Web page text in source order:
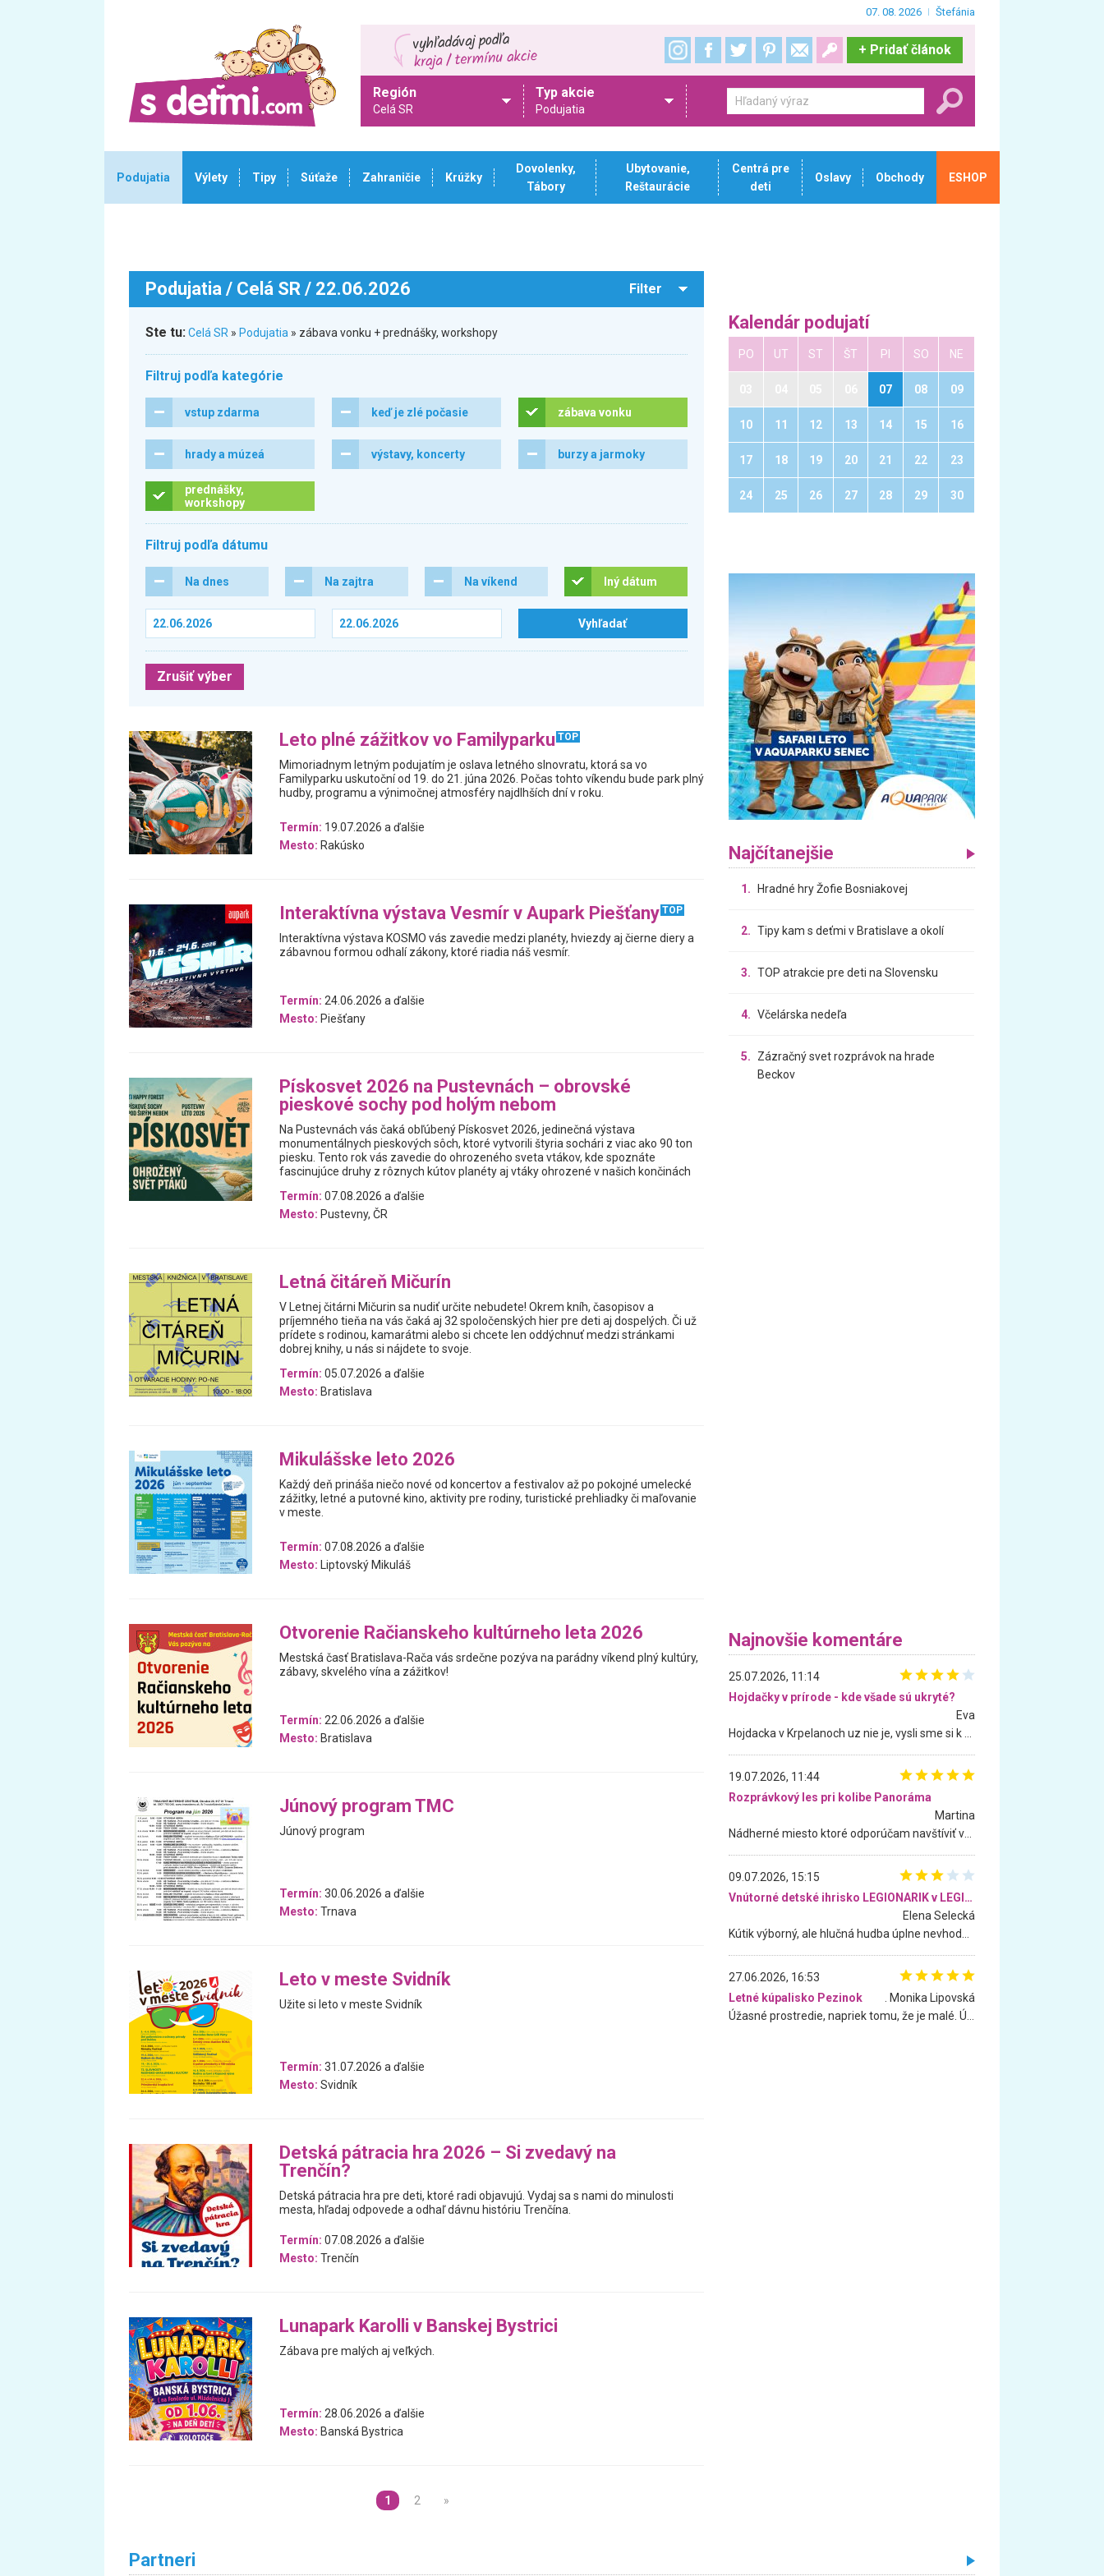
07. 08. 2026 Štefánia
+ Pridať článok
Región
Celá SR
Typ akcie
Podujatia
Podujatia Výlety Tipy Súťaže Zahraničie Krúžky
Dovolenky,
Tábory
Ubytovanie,
Reštaurácie
Centrá pre
deti
Oslavy Obchody ESHOP
Podujatia / Celá SR / 22.06.2026 Filter
Ste tu:Celá SR » Podujatia » zábava vonku + prednášky, workshopy
Filtruj podľa kategórie
vstup zdarma keď je zlé počasie zábava vonku
hrady a múzeá výstavy, koncerty burzy a jarmoky
prednášky,
workshopy
Filtruj podľa dátumu
Na dnes Na zajtra Na víkend Iný dátum
Zrušiť výber
Leto plné zážitkov vo Familyparku TOP
Mimoriadnym letným podujatím je oslava letného slnovratu, ktorá sa vo
Familyparku uskutoční od 19. do 21. júna 2026. Počas tohto víkendu bude park plný
hudby, programu a výnimočnej atmosféry najdlhších dní v roku.
Termín: 19.07.2026 a ďalšie
Mesto: Rakúsko
Interaktívna výstava Vesmír v Aupark Piešťany TOP
Interaktívna výstava KOSMO vás zavedie medzi planéty, hviezdy aj čierne diery a
zábavnou formou odhalí zákony, ktoré riadia náš vesmír.
Termín: 24.06.2026 a ďalšie
Mesto: Piešťany
Pískosvet 2026 na Pustevnách – obrovské
pieskové sochy pod holým nebom
Na Pustevnách vás čaká obľúbený Pískosvet 2026, jedinečná výstava
monumentálnych pieskových sôch, ktoré vytvorili štyria sochári z viac ako 90 ton
piesku. Tento rok vás zavedie do ohrozeného sveta vtákov, kde spoznáte
fascinujúce druhy z rôznych kútov planéty aj vtáky ohrozené v našich končinách
Termín: 07.08.2026 a ďalšie
Mesto: Pustevny, ČR
Letná čitáreň Mičurín
V Letnej čitárni Mičurin sa nudiť určite nebudete! Okrem kníh, časopisov a
príjemného tieňa na vás čaká aj 32 spoločenských hier pre deti aj dospelých. Či už
prídete s rodinou, kamarátmi alebo si chcete len oddýchnuť medzi stránkami
dobrej knihy, u nás si nájdete to svoje.
Termín: 05.07.2026 a ďalšie
Mesto: Bratislava
Mikulášske leto 2026
Každý deň prináša niečo nové od koncertov a festivalov až po pokojné umelecké
zážitky, letné a putovné kino, aktivity pre rodiny, turistické prehliadky či maľovanie
v meste.
Termín: 07.08.2026 a ďalšie
Mesto: Liptovský Mikuláš
Otvorenie Račianskeho kultúrneho leta 2026
Mestská časť Bratislava-Rača vás srdečne pozýva na parádny víkend plný kultúry,
zábavy, skvelého vína a zážitkov!
Termín: 22.06.2026 a ďalšie
Mesto: Bratislava
Júnový program TMC
Júnový program
Termín: 30.06.2026 a ďalšie
Mesto: Trnava
Leto v meste Svidník
Užite si leto v meste Svidník
Termín: 31.07.2026 a ďalšie
Mesto: Svidník
Detská pátracia hra 2026 – Si zvedavý na
Trenčín?
Detská pátracia hra pre deti, ktoré radi objavujú. Vydaj sa s nami do minulosti
mesta, hľadaj odpovede a odhaľ dávnu históriu Trenčína.
Termín: 07.08.2026 a ďalšie
Mesto: Trenčín
Lunapark Karolli v Banskej Bystrici
Zábava pre malých aj veľkých.
Termín: 28.06.2026 a ďalšie
Mesto: Banská Bystrica
1 2 »
Kalendár podujatí
PO UT ST ŠT PI SO NE
07 08 09
10 11 12 13 14 15 16
17 18 19 20 21 22 23
24 25 26 27 28 29 30
Najčítanejšie
1. Hradné hry Žofie Bosniakovej
2. Tipy kam s deťmi v Bratislave a okolí
3. TOP atrakcie pre deti na Slovensku
4. Včelárska nedeľa
5.
Zázračný svet rozprávok na hrade
Beckov
Najnovšie komentáre
25.07.2026, 11:14
Hojdačky v prírode - kde všade sú ukryté?
Eva
19.07.2026, 11:44
Rozprávkový les pri kolibe Panoráma
Martina
09.07.2026, 15:15
Vnútorné detské ihrisko LEGIONARIK v LEGIA Fitness
Elena Selecká
27.06.2026, 16:53
Letné kúpalisko Pezinok
. Monika Lipovská
Partneri